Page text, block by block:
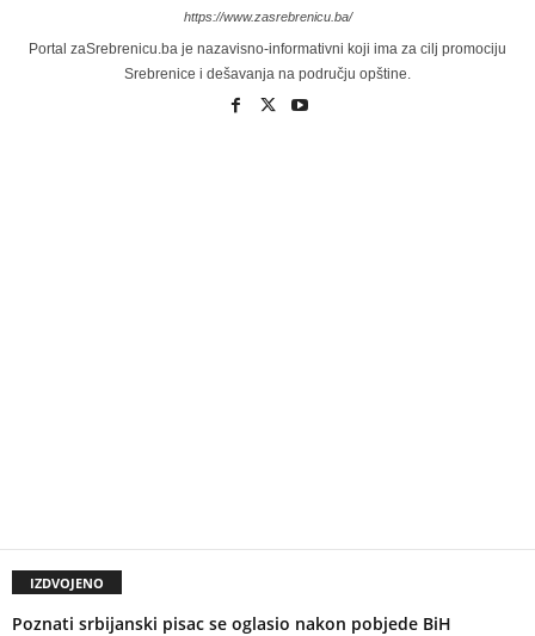
https://www.zasrebrenicu.ba/
Portal zaSrebrenicu.ba je nazavisno-informativni koji ima za cilj promociju
Srebrenice i dešavanja na području opštine.
IZDVOJENO
Poznati srbijanski pisac se oglasio nakon pobjede BiH